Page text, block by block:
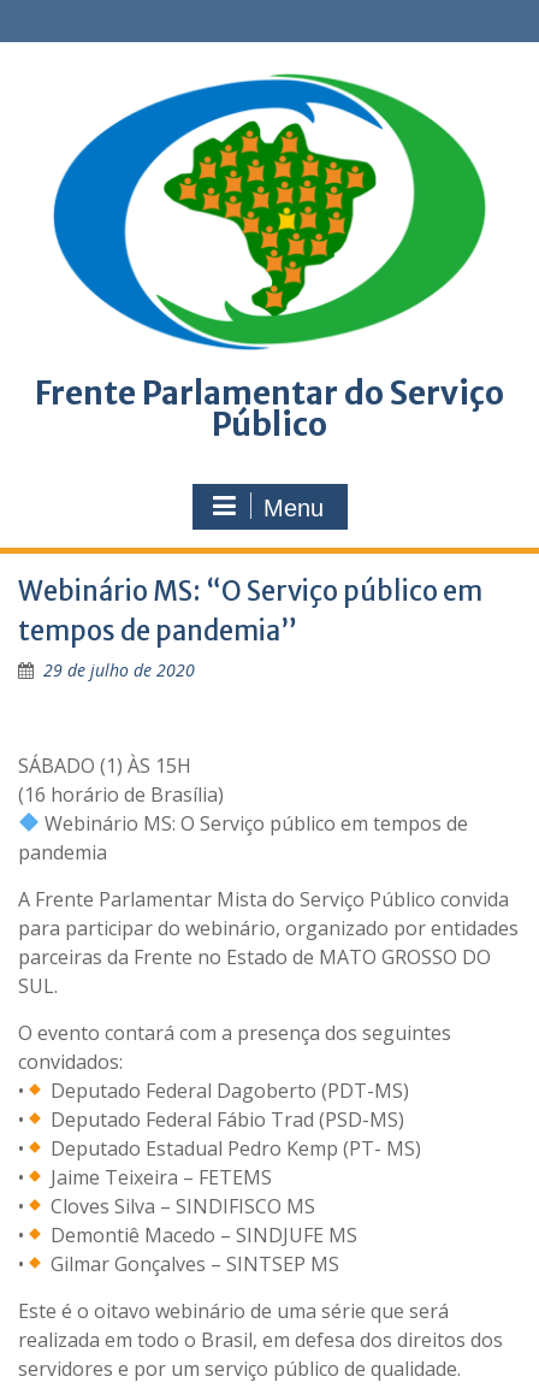
to
Frente Parlamentar do Serviço
Público
Menu
Webinário MS: “O Serviço público em
tempos de pandemia”
29 de julho de 2020
SÁBADO (1) ÀS 15H
(16 horário de Brasília)
Webinário MS: O Serviço público em tempos de
pandemia
A Frente Parlamentar Mista do Serviço Público convida
para participar do webinário, organizado por entidades
parceiras da Frente no Estado de MATO GROSSO DO
SUL.
O evento contará com a presença dos seguintes
convidados:
•
Deputado Federal Dagoberto (PDT-MS)
•
Deputado Federal Fábio Trad (PSD-MS)
•
Deputado Estadual Pedro Kemp (PT- MS)
•
Jaime Teixeira – FETEMS
•
Cloves Silva – SINDIFISCO MS
•
Demontiê Macedo – SINDJUFE MS
•
Gilmar Gonçalves – SINTSEP MS
Este é o oitavo webinário de uma série que será
realizada em todo o Brasil, em defesa dos direitos dos
servidores e por um serviço público de qualidade.